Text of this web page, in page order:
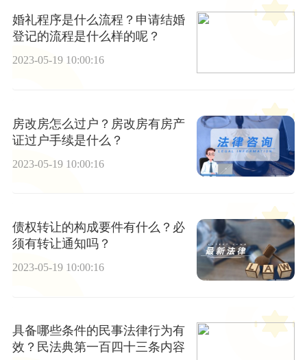
婚礼程序是什么流程？申请结婚
登记的流程是什么样的呢？
2023-05-19 10:00:16
房改房怎么过户？房改房有房产
证过户手续是什么？
2023-05-19 10:00:16
债权转让的构成要件有什么？必
须有转让通知吗？
2023-05-19 10:00:16
具备哪些条件的民事法律行为有
效？民法典第一百四十三条内容